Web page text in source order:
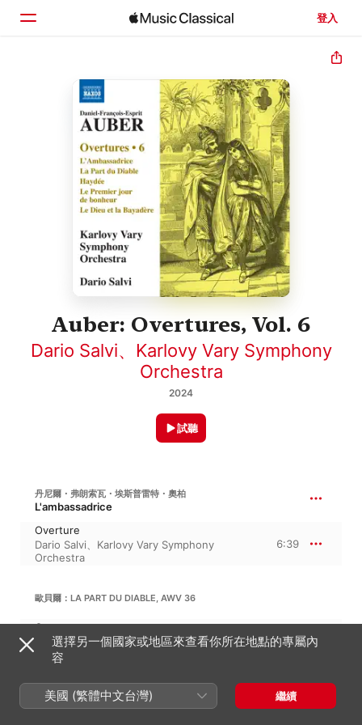
登入
Auber: Overtures, Vol. 6
Dario Salvi、 Karlovy Vary Symphony
Orchestra
2024
試聽
丹尼爾・弗朗索瓦・埃斯普雷特・奧柏
L'ambassadrice
Overture
Dario Salvi
Karlovy Vary Symphony
Orchestra
6:39
歐貝爾：LA PART DU DIABLE, AWV 36
Overture
Dario Salvi、Karlovy Vary Symphony
Orchestra
7:57
丹尼爾・弗朗索瓦・埃斯普雷特・奧柏
Haydée, ou Le secret
選擇另一個國家或地區來查看你所在地點的專屬內
容
美國 (繁體中文台灣) 繼續